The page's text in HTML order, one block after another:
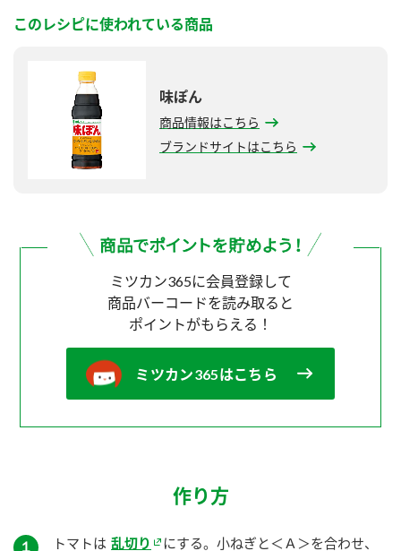
このレシピに使われている商品
味ぽん
商品情報はこちら
ブランドサイトはこちら
ミツカン365に会員登録して
商品バーコードを読み取ると
ポイントがもらえる！
ミツカン365はこちら
作り方
１ トマトは 乱切り
にする。小ねぎと＜Ａ＞を合わせ、